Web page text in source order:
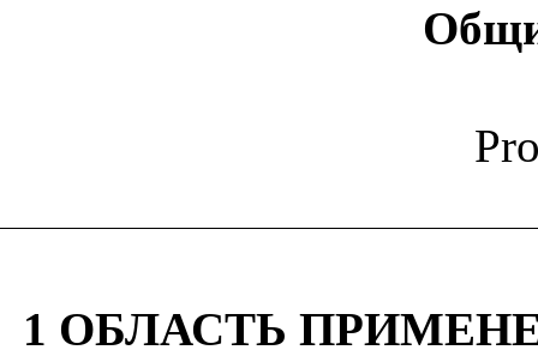
1 ОБЛАСТЬ